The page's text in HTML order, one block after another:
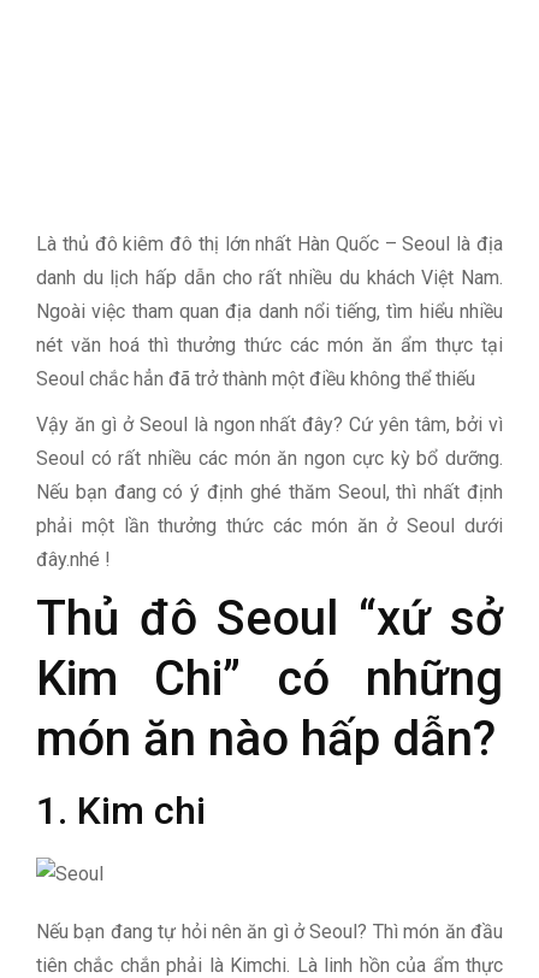
Là thủ đô kiêm đô thị lớn nhất Hàn Quốc – Seoul là địa
danh du lịch hấp dẫn cho rất nhiều du khách Việt Nam.
Ngoài việc tham quan địa danh nổi tiếng, tìm hiểu nhiều
nét văn hoá thì thưởng thức các món ăn ẩm thực tại
Seoul chắc hẳn đã trở thành một điều không thể thiếu
Vậy ăn gì ở Seoul là ngon nhất đây? Cứ yên tâm, bởi vì
Seoul có rất nhiều các món ăn ngon cực kỳ bổ dưỡng.
Nếu bạn đang có ý định ghé thăm Seoul, thì nhất định
phải một lần thưởng thức các món ăn ở Seoul dưới
đây.nhé !
Thủ đô Seoul “xứ sở
Kim Chi” có những
món ăn nào hấp dẫn?
1. Kim chi
Nếu bạn đang tự hỏi nên ăn gì ở Seoul? Thì món ăn đầu
tiên chắc chắn phải là Kimchi. Là linh hồn của ẩm thực